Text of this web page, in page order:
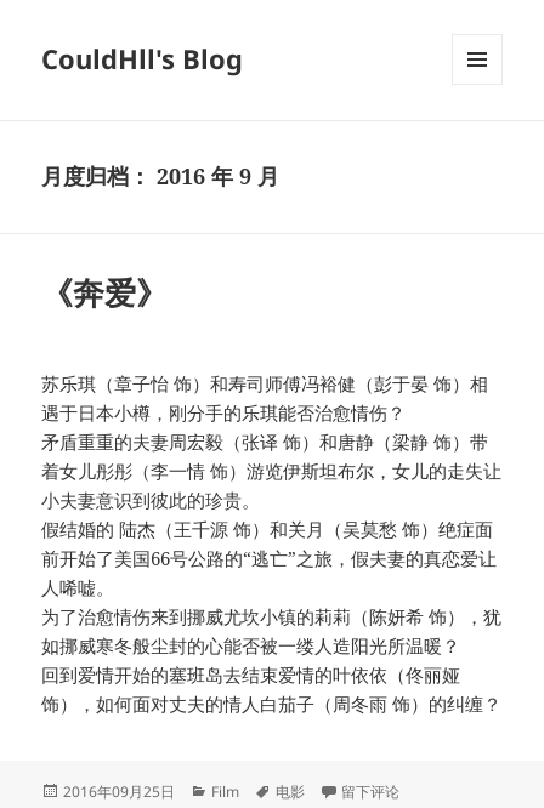
CouldHll's Blog
月度归档：2016 年 9 月
《奔爱》
苏乐琪（章子怡 饰）和寿司师傅冯裕健（彭于晏 饰）相
遇于日本小樽，刚分手的乐琪能否治愈情伤？
矛盾重重的夫妻周宏毅（张译 饰）和唐静（梁静 饰）带
着女儿彤彤（李一情 饰）游览伊斯坦布尔，女儿的走失让
小夫妻意识到彼此的珍贵。
假结婚的 陆杰（王千源 饰）和关月（吴莫愁 饰）绝症面
前开始了美国66号公路的“逃亡”之旅，假夫妻的真恋爱让
人唏嘘。
为了治愈情伤来到挪威尤坎小镇的莉莉（陈妍希 饰），犹
如挪威寒冬般尘封的心能否被一缕人造阳光所温暖？
回到爱情开始的塞班岛去结束爱情的叶依依（佟丽娅
饰），如何面对丈夫的情人白茄子（周冬雨 饰）的纠缠？
发
2016年09月25日
分
Film
标
电影 于《奔爱》
留下评论